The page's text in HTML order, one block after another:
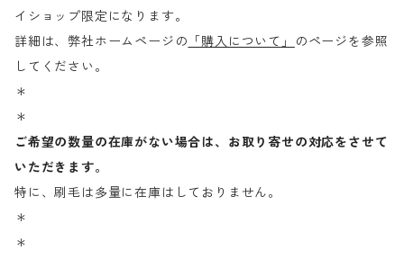
イショップ限定になります。
詳細は、弊社ホームページの 「購入について」
のページを参照
してください。
＊
＊
ご希望の数量の在庫がない場合は、お取り寄せの対応をさせて
いただきます。
特に、刷毛は多量に在庫はしておりません。
＊
＊